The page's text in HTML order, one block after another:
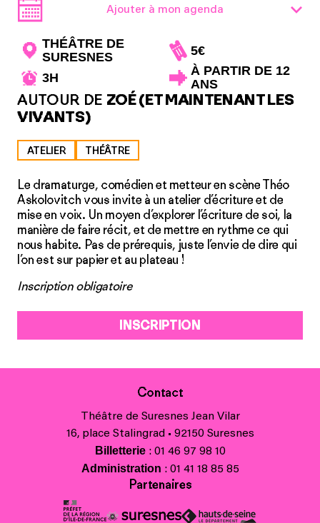
Ajouter à mon agenda
THÉÂTRE DE
SURESNES
5€
3H
À PARTIR DE 12
ANS
AUTOUR DE ZOÉ (ET MAINTENANT LES
VIVANTS)
ATELIER THÉÂTRE
Le dramaturge, comédien et metteur en scène Théo
Askolovitch vous invite à un atelier d’écriture et de
mise en voix. Un moyen d’explorer l’écriture de soi, la
manière de faire récit, et de mettre en rythme ce qui
nous habite. Pas de prérequis, juste l’envie de dire qui
l’on est sur papier et au plateau !
Inscription obligatoire
INSCRIPTION
Contact
Théâtre de Suresnes Jean Vilar
16, place Stalingrad • 92150 Suresnes
Billetterie: 01 46 97 98 10
Administration : 01 41 18 85 85
Partenaires